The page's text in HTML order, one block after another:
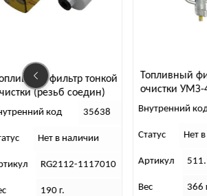
тонкой
соедин)
35638
наличии
1117010
Топливный фильтр тонкой
очистки УМЗ-4178 с/о
Внутренний код 35248
Статус Нет в наличии
Артикул 511.1117010-10
366 г.